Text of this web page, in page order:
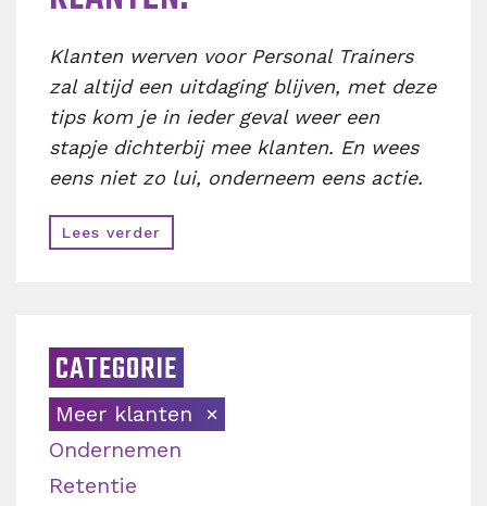
Klanten werven voor Personal Trainers
zal altijd een uitdaging blijven, met deze
tips kom je in ieder geval weer een
stapje dichterbij mee klanten. En wees
eens niet zo lui, onderneem eens actie.
Lees verder
CATEGORIE
Meer klanten
Ondernemen
Retentie